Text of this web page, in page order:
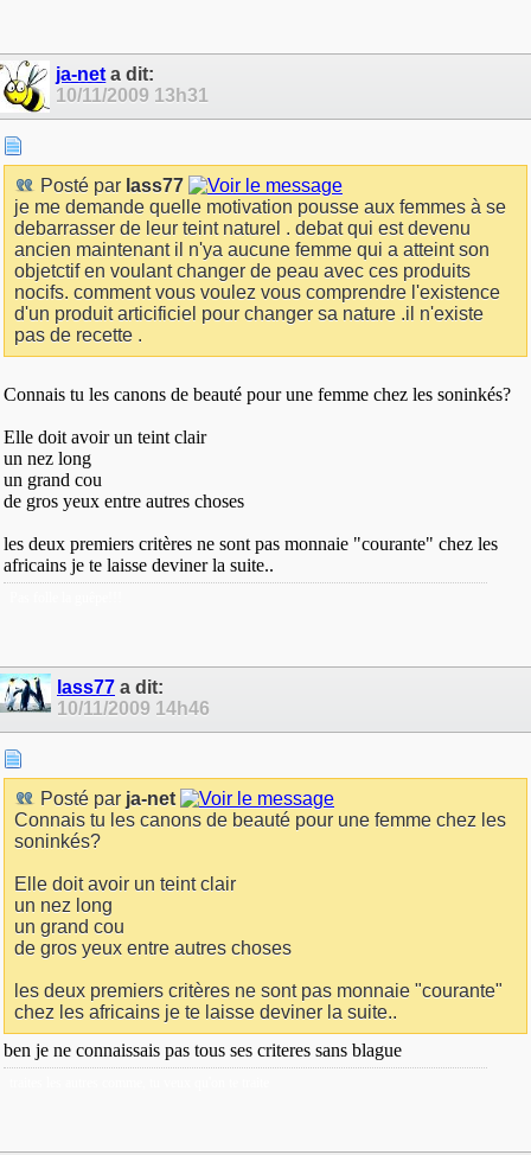
ja-net a dit:
10/11/2009 13h31
Posté par lass77
je me demande quelle motivation pousse aux femmes à se
debarrasser de leur teint naturel . debat qui est devenu
ancien maintenant il n'ya aucune femme qui a atteint son
objetctif en voulant changer de peau avec ces produits
nocifs. comment vous voulez vous comprendre l'existence
d'un produit articificiel pour changer sa nature .il n'existe
pas de recette .
Connais tu les canons de beauté pour une femme chez les soninkés?
Elle doit avoir un teint clair
un nez long
un grand cou
de gros yeux entre autres choses
les deux premiers critères ne sont pas monnaie "courante" chez les
africains je te laisse deviner la suite..
lass77 a dit:
10/11/2009 14h46
Posté par ja-net
Connais tu les canons de beauté pour une femme chez les
soninkés?
Elle doit avoir un teint clair
un nez long
un grand cou
de gros yeux entre autres choses
les deux premiers critères ne sont pas monnaie "courante"
chez les africains je te laisse deviner la suite..
ben je ne connaissais pas tous ses criteres sans blague